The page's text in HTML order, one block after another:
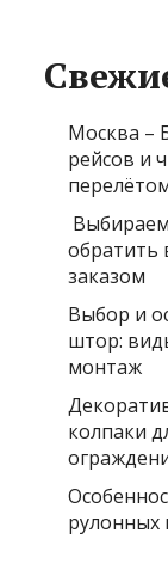
Москва –
рейсов и
обратить
заказом
Выбор и
штор:
монтаж
колпаки
рулонных